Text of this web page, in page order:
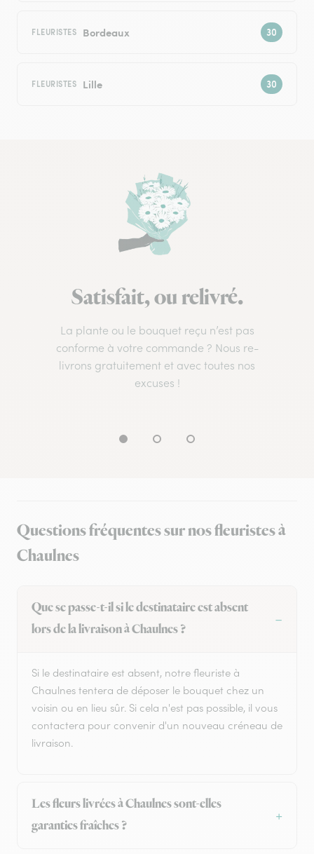
FLEURISTES Bordeaux
FLEURISTES Lille
Satisfait, ou relivré.
La plante ou le bouquet reçu n’est pas
conforme à votre commande ? Nous re-
livrons gratuitement et avec toutes nos
excuses !
Questions fréquentes sur nos fleuristes à
Chaulnes
Que se passe-t-il si le destinataire est absent
lors de la livraison à Chaulnes ?
Si le destinataire est absent, notre fleuriste à
Chaulnes tentera de déposer le bouquet chez un
voisin ou en lieu sûr. Si cela n'est pas possible, il vous
contactera pour convenir d'un nouveau créneau de
livraison.
Les fleurs livrées à Chaulnes sont-elles
garanties fraîches ?